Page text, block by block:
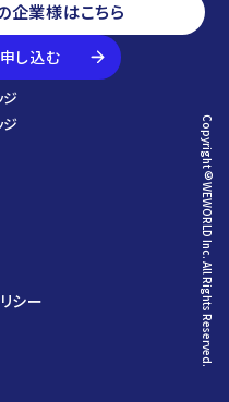
申し込む
企業様はこちら
シー Copyright© WEWORLD Inc. All Rights Reserved.